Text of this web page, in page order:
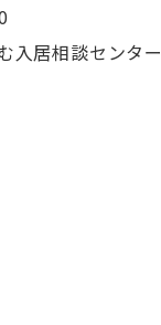
入居相談センター